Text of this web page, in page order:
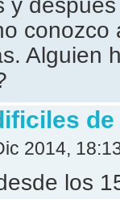
y
Alguien
2014,
los